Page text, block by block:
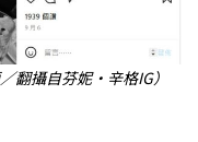
翻攝自芬妮・辛格IG）